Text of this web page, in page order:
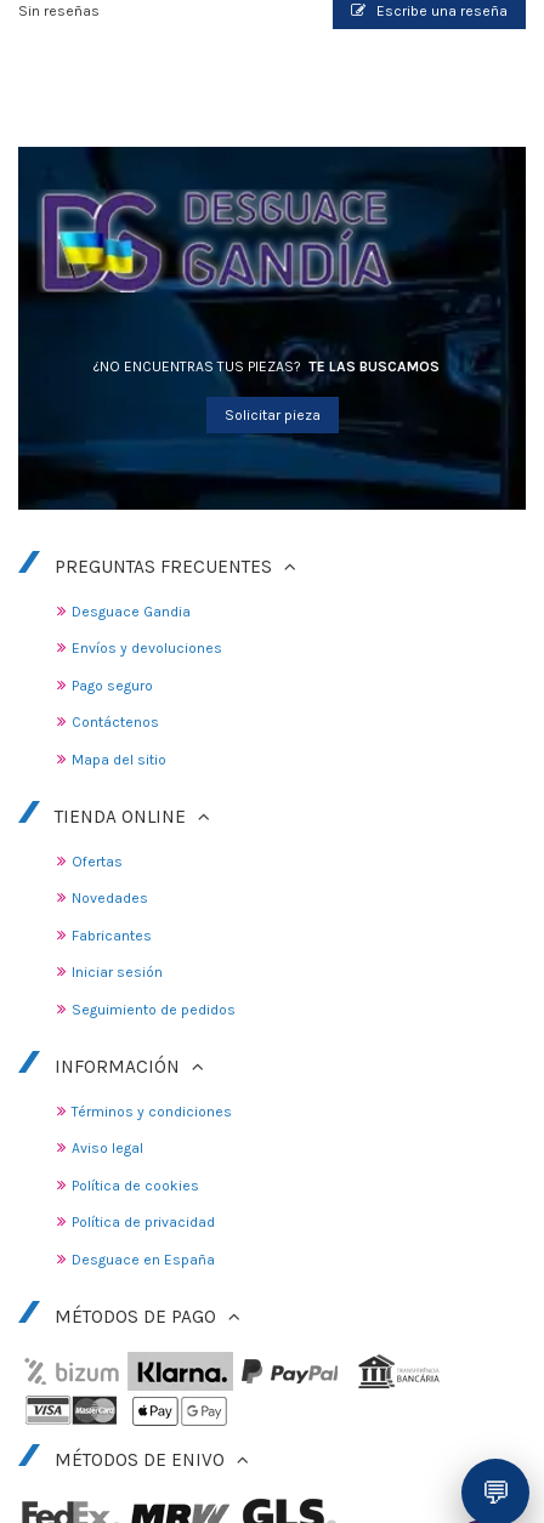
Sin reseñas Escribe una reseña
¿NO ENCUENTRAS TUS PIEZAS? TE LAS BUSCAMOS
Solicitar pieza
PREGUNTAS FRECUENTES
Desguace Gandia
Envíos y devoluciones
Pago seguro
Contáctenos
Mapa del sitio
TIENDA ONLINE
Ofertas
Novedades
Fabricantes
Iniciar sesión
Seguimiento de pedidos
INFORMACIÓN
Términos y condiciones
Aviso legal
Política de cookies
Política de privacidad
Desguace en España
MÉTODOS DE PAGO
MÉTODOS DE ENIVO
💬